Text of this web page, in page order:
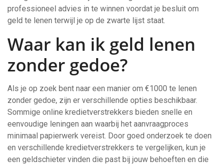
professioneel advies in te winnen voordat je besluit om
geld te lenen terwijl je op de zwarte lijst staat.
Waar kan ik geld lenen
zonder gedoe?
Als je op zoek bent naar een manier om €1000 te lenen
zonder gedoe, zijn er verschillende opties beschikbaar.
Sommige online kredietverstrekkers bieden snelle en
eenvoudige leningen aan waarbij het aanvraagproces
minimaal papierwerk vereist. Door goed onderzoek te doen
en verschillende kredietverstrekkers te vergelijken, kun je
een geldschieter vinden die past bij jouw behoeften en die